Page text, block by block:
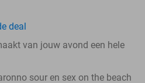
deal
van jouw avond een hele
sour en sex on the beach